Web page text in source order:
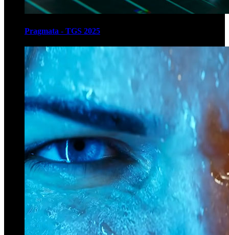
Pragmata - TGS 2025